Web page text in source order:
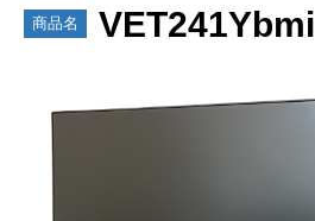
商品名 VET241Ybmi